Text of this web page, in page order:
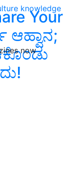
knowledge
now
Your
ಆಹ್ವಾನ;